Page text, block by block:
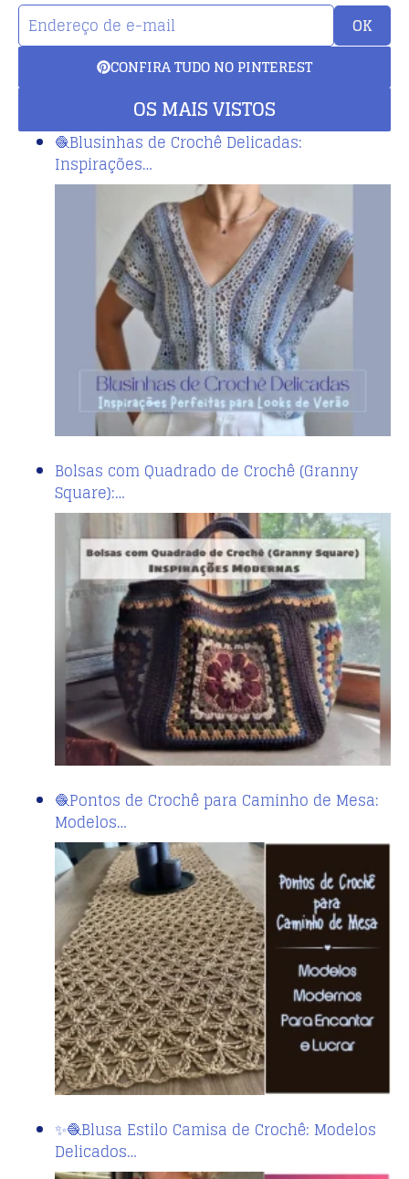
OK
CONFIRA TUDO NO PINTEREST
OS MAIS VISTOS
🧶Blusinhas de Crochê Delicadas:
Inspirações…
Bolsas com Quadrado de Crochê (Granny
Square):…
🧶Pontos de Crochê para Caminho de Mesa:
Modelos…
✨🧶Blusa Estilo Camisa de Crochê: Modelos
Delicados…